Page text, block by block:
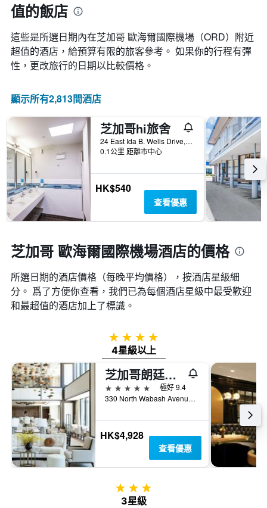
天
數
此
圖
表
具
軸，
平
價
格
值的飯店
這些是所選日期內在芝加哥 歐海爾國際機場​（ORD​）附近
超值的酒店，給預算有限的旅客參考。 如果你的行程有彈
性，更改旅行的日期以比較價格。
顯示所有2,813間酒店
芝加哥hi旅舍
24 East Ida B. Wells Drive, 芝加哥, IL, 美國
0.1公里 距離市中心
HK$540
查看優惠
芝加哥 歐海爾國際機場酒店的價格
所選日期的酒店價格（每晚平均價格），按酒店星級細
分。 爲了方便你查看，我們已為每個酒店星級中最受歡迎
和最超值的酒店加上了標識。
4星級
4星級以上
芝加哥朗廷酒店
5星級
極好 9.4
330 North Wabash Avenue, 芝加哥, IL, 美國
HK$4,928
查看優惠
3星級
3星級